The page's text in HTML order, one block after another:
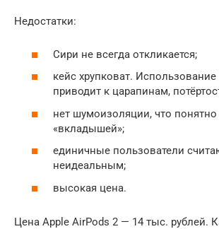
Недостатки:
Сири не всегда откликается;
кейс хрупковат. Использование
приводит к царапинам,
нет шумоизоляции, что понятно
«вкладышей»;
единичные пользователи
неидеальным;
высокая цена.
Цена Apple AirPods 2 — 14 тыс. рублей.